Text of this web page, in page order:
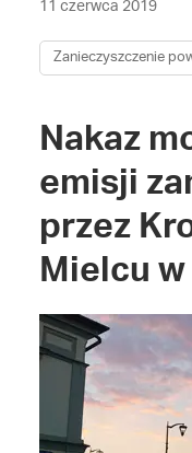
11 czerwca 2019
Zanieczyszczenie
Nakaz
emisji
przez
Mielcu